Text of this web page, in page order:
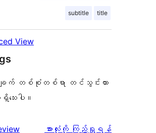
subtitle title
View
ျက် တစ်စုံတစ်ရာ တင်သွင်းထား
သေးပါ။
သုံးသပ်
အားလုံးကို ကြည့်ရှုရန်